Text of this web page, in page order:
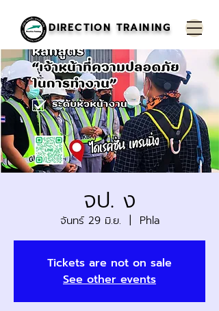
DIRECTION TRAINING
จป. ง
จันทร์ 29 มิ.ย. Phla
Tickets are not on sale
See other events